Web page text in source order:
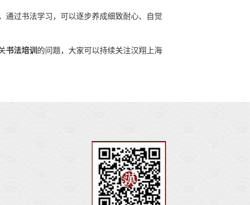
通过书法学习，可以逐步养成细致耐心、自觉
书法培训 的问题，大家可以持续关注汉翔上海